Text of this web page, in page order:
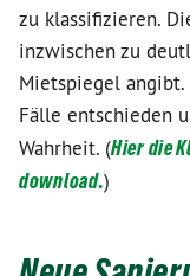
zu klassifizieren.
inzwischen zu
Mietspiegel angibt.
Fälle entschieden
Wahrheit. (Hier die
download.)